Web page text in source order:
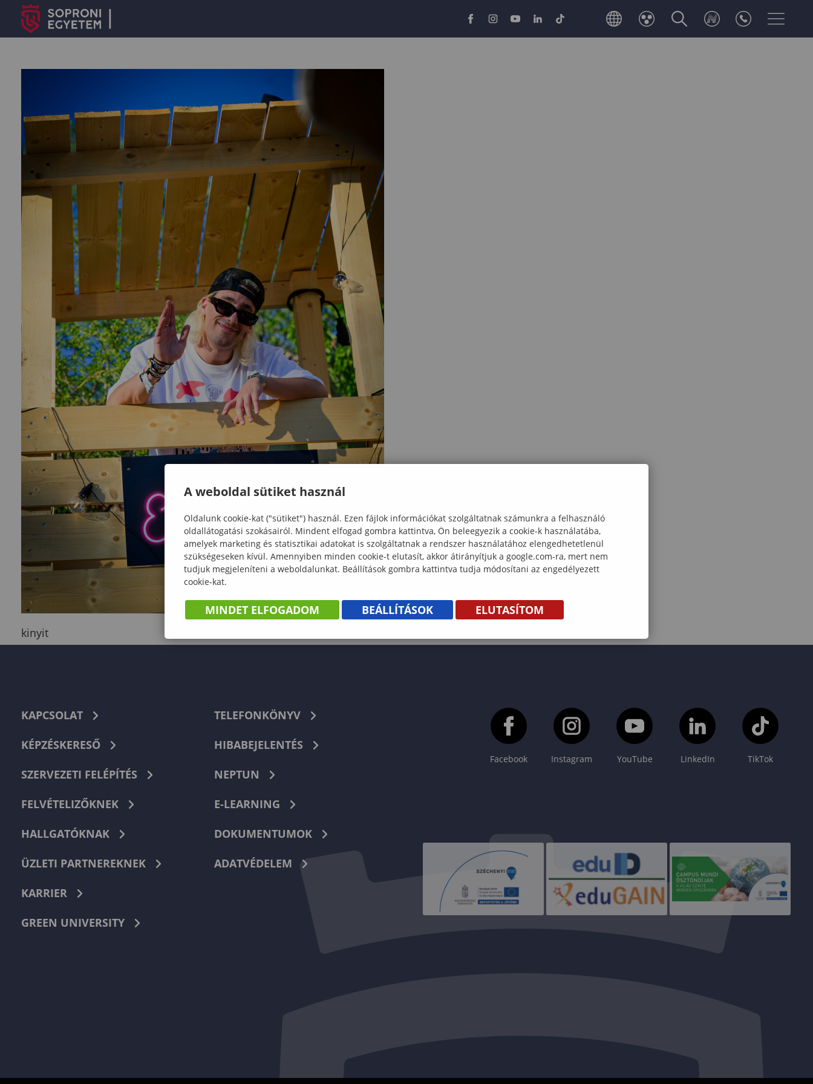
kinyit
KAPCSOLAT
KÉPZÉSKERESŐ
SZERVEZETI FELÉPÍTÉS
FELVÉTELIZŐKNEK
HALLGATÓKNAK
ÜZLETI PARTNEREKNEK
KARRIER
GREEN UNIVERSITY
TELEFONKÖNYV
HIBABEJELENTÉS
NEPTUN
E-LEARNING
DOKUMENTUMOK
ADATVÉDELEM
Facebook Instagram YouTube LinkedIn TikTok
A weboldal sütiket használ
Oldalunk cookie-kat ("sütiket") használ. Ezen fájlok információkat szolgáltatnak számunkra a felhasználó
oldallátogatási szokásairól. Mindent elfogad gombra kattintva, Ön beleegyezik a cookie-k használatába,
amelyek marketing és statisztikai adatokat is szolgáltatnak a rendszer használatához elengedhetetlenül
szükségeseken kívül. Amennyiben minden cookie-t elutasít, akkor átirányítjuk a google.com-ra, mert nem
tudjuk megjeleníteni a weboldalunkat. Beállítások gombra kattintva tudja módosítani az engedélyezett
cookie-kat.
MINDET ELFOGADOM BEÁLLÍTÁSOK ELUTASÍTOM